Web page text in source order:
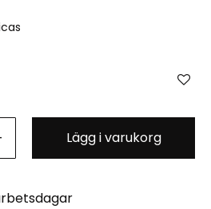
Lägg i varukorg
1940-1950 (passar J21 & J28